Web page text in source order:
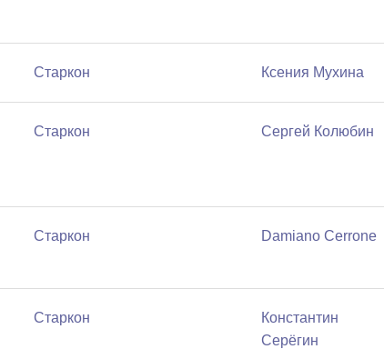
Старкон Ксения Мухина
Старкон Сергей Колюбин
Старкон Damiano Cerrone
Старкон
Константин
Серёгин